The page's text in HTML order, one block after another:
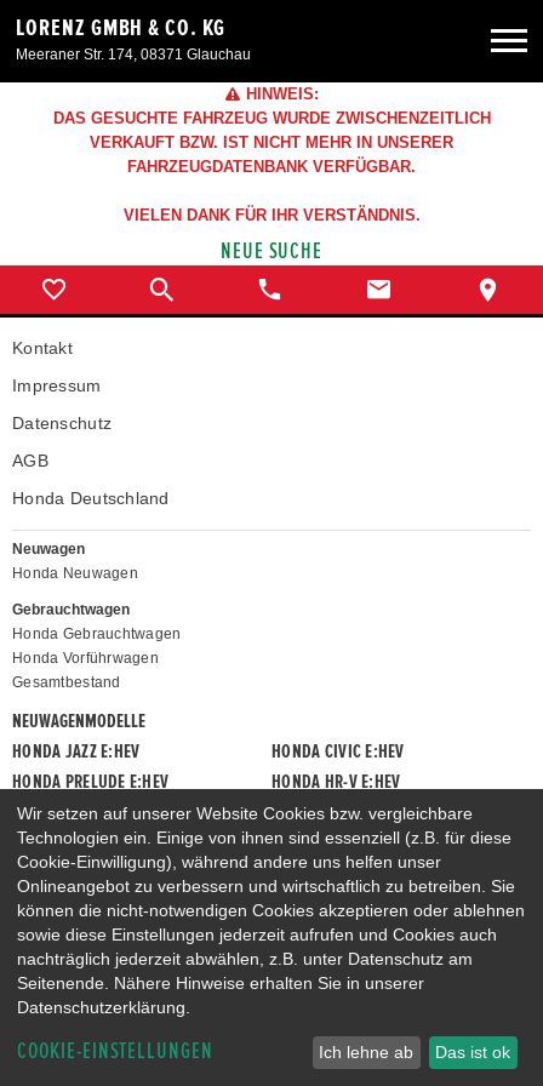
LORENZ GMBH & CO. KG
Meeraner Str. 174, 08371 Glauchau
Neuwagen
Angebote
Service & Zubehör
Unser Autohaus
HINWEIS:
DAS GESUCHTE FAHRZEUG WURDE ZWISCHENZEITLICH
VERKAUFT BZW. IST NICHT MEHR IN UNSERER
FAHRZEUGDATENBANK VERFÜGBAR.
VIELEN DANK FÜR IHR VERSTÄNDNIS.
NEUE SUCHE
Kontakt
Impressum
Datenschutz
AGB
Honda Deutschland
Neuwagen
Honda Neuwagen
Gebrauchtwagen
Honda Gebrauchtwagen
Honda Vorführwagen
Gesamtbestand
NEUWAGENMODELLE
HONDA JAZZ E:HEV
HONDA CIVIC E:HEV
HONDA PRELUDE E:HEV
HONDA HR-V E:HEV
HONDA ZR-V E:HEV
HONDA CR-V E:HEV & E:PHEV
Wir setzen auf unserer Website Cookies bzw. vergleichbare
Technologien ein. Einige von ihnen sind essenziell (z.B. für diese
Cookie-Einwilligung), während andere uns helfen unser
Onlineangebot zu verbessern und wirtschaftlich zu betreiben. Sie
können die nicht-notwendigen Cookies akzeptieren oder ablehnen
sowie diese Einstellungen jederzeit aufrufen und Cookies auch
nachträglich jederzeit abwählen, z.B. unter Datenschutz am
Seitenende. Nähere Hinweise erhalten Sie in unserer
Datenschutzerklärung.
COOKIE-EINSTELLUNGEN Ich lehne ab Das ist ok